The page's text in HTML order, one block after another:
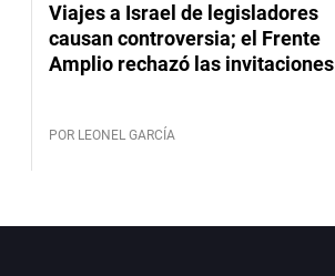
Viajes a Israel de legisladores
causan controversia; el Frente
Amplio rechazó las invitaciones
POR LEONEL GARCÍA